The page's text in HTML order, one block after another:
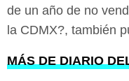
de un año de no
la CDMX?, también
MÁS DE DIARIO